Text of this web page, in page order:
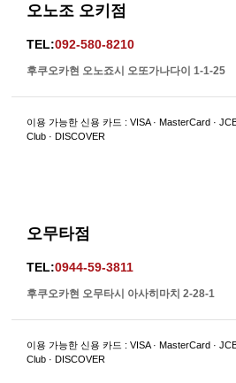
오노조 오키점
TEL:092-580-8210
후쿠오카현 오노죠시 오또가나다이 1-1-25
이용 가능한 신용 카드 : VISA · MasterCard ·
Club · DISCOVER
오무타점
TEL:0944-59-3811
후쿠오카현 오무타시 아사히마치 2-28-1
이용 가능한 신용 카드 : VISA · MasterCard ·
Club · DISCOVER